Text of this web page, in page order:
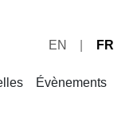
EN FR
Évènements